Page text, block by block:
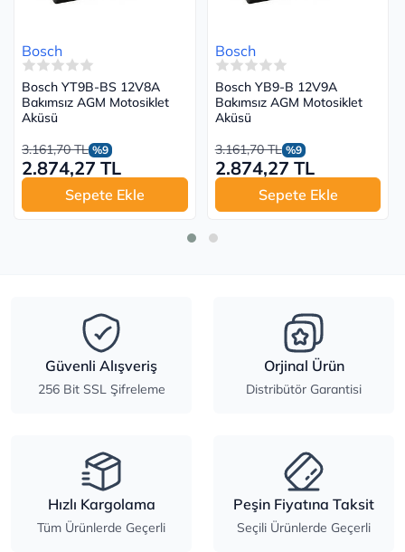
Bosch
Bosch YT9B-BS 12V8A
Bakımsız AGM Motosiklet
Aküsü
3.161,70 TL %9
2.874,27 TL
Sepete Ekle
Bosch
Bosch YB9-B 12V9A
Bakımsız AGM Motosiklet
Aküsü
3.161,70 TL %9
2.874,27 TL
Sepete Ekle
Güvenli Alışveriş
256 Bit SSL Şifreleme
Orjinal Ürün
Distribütör Garantisi
Hızlı Kargolama
Tüm Ürünlerde Geçerli
Peşin Fiyatına Taksit
Seçili Ürünlerde Geçerli